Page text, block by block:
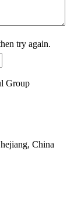
try again.
Group
China